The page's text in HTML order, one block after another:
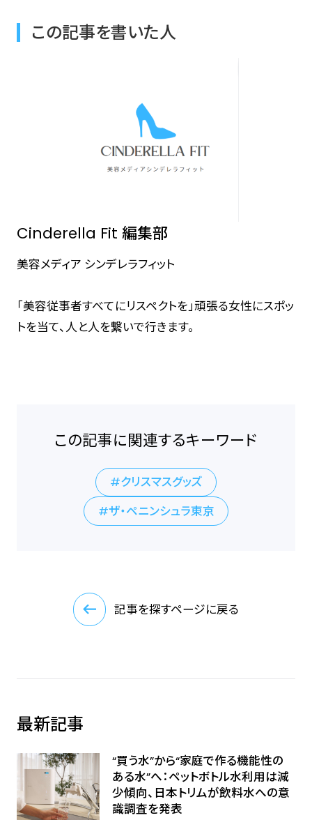
この記事を書いた人
Cinderella Fit 編集部
美容メディア シンデレラフィット
「美容従事者すべてにリスペクトを」頑張る女性にスポッ
トを当て、人と人を繋いで行きます。
この記事に関連するキーワード
クリスマスグッズ
ザ・ペニンシュラ東京
記事を探すページに戻る
最新記事
“買う水”から“家庭で作る機能性の
ある水”へ：ペットボトル水利用は減
少傾向、日本トリムが飲料水への意
識調査を発表